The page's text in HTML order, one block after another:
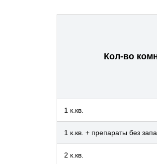
Кол-во
1 к.кв.
1 к.кв. + препараты без
2 к.кв.